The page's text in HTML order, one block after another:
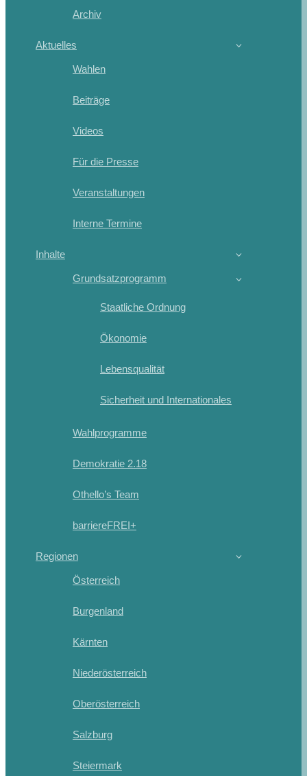
Archiv
Aktuelles
Wahlen
Beiträge
Videos
Für die Presse
Veranstaltungen
Interne Termine
Inhalte
Grundsatzprogramm
Staatliche Ordnung
Ökonomie
Lebensqualität
Sicherheit und Internationales
Wahlprogramme
Demokratie 2.18
Othello’s Team
barriereFREI+
Regionen
Österreich
Burgenland
Kärnten
Niederösterreich
Oberösterreich
Salzburg
Steiermark